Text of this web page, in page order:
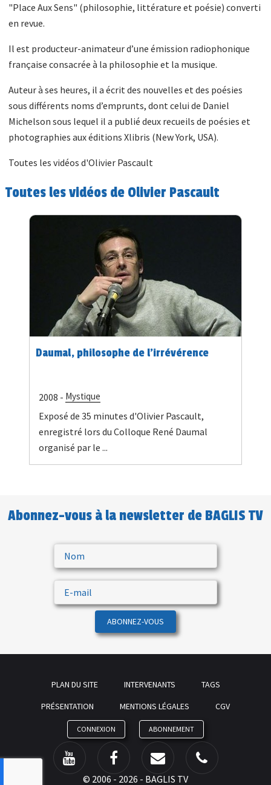
"Place Aux Sens" (philosophie, littérature et poésie) converti
en revue.
Il est producteur-animateur d’une émission radiophonique
française consacrée à la philosophie et la musique.
Auteur à ses heures, il a écrit des nouvelles et des poésies
sous différents noms d’emprunts, dont celui de Daniel
Michelson sous lequel il a publié deux recueils de poésies et
photographies aux éditions Xlibris (New York, USA).
Toutes les vidéos d'Olivier Pascault
Toutes les vidéos de Olivier Pascault
Daumal, philosophe de l'irrévérence
2008 - Mystique
Exposé de 35 minutes d'Olivier Pascault,
enregistré lors du Colloque René Daumal
organisé par le ...
Abonnez-vous à la newsletter de BAGLIS TV
ABONNEZ-VOUS
PLAN DU SITE INTERVENANTS
TAGS
PRÉSENTATION
MENTIONS LÉGALES CGV
CONNEXION ABONNEMENT
© 2006 - 2026 - BAGLIS TV